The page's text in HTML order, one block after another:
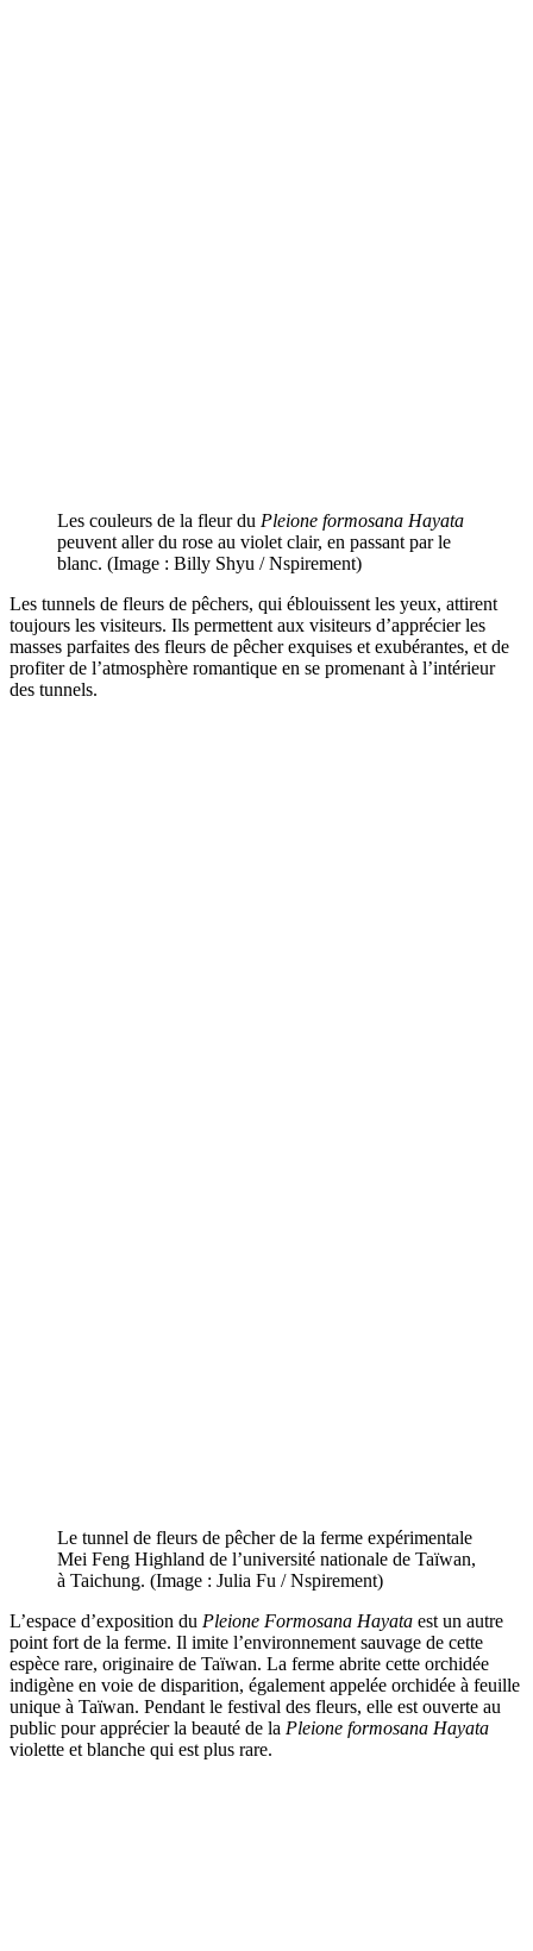
Les couleurs de la fleur du Pleione formosana Hayata
peuvent aller du rose au violet clair, en passant par le
blanc. (Image : Billy Shyu / Nspirement)
Les tunnels de fleurs de pêchers, qui éblouissent les yeux, attirent
toujours les visiteurs. Ils permettent aux visiteurs d’apprécier les
masses parfaites des fleurs de pêcher exquises et exubérantes, et de
profiter de l’atmosphère romantique en se promenant à l’intérieur
des tunnels.
Le tunnel de fleurs de pêcher de la ferme expérimentale
Mei Feng Highland de l’université nationale de Taïwan,
à Taichung. (Image : Julia Fu / Nspirement)
L’espace d’exposition du Pleione Formosana Hayata est un autre
point fort de la ferme. Il imite l’environnement sauvage de cette
espèce rare, originaire de Taïwan. La ferme abrite cette orchidée
indigène en voie de disparition, également appelée orchidée à feuille
unique à Taïwan. Pendant le festival des fleurs, elle est ouverte au
public pour apprécier la beauté de la Pleione formosana Hayata
violette et blanche qui est plus rare.